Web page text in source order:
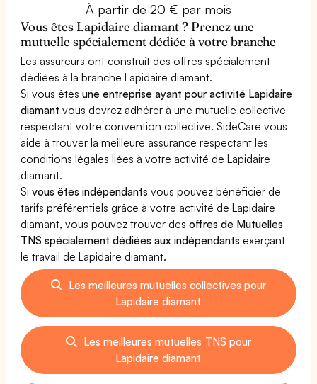
À partir de 20 € par mois
Vous êtes Lapidaire diamant ? Prenez une
mutuelle spécialement dédiée à votre branche
Les assureurs ont construit des offres spécialement
dédiées à la branche Lapidaire diamant.
Si vous êtesune entreprise ayant pour activité Lapidaire
diamant vous devrez adhérer à une mutuelle collective
respectant votre convention collective. SideCare vous
aide à trouver la meilleure assurance respectant les
conditions légales liées à votre activité de Lapidaire
diamant.
Sivous êtes indépendants vous pouvez bénéficier de
tarifs préférentiels grâce à votre activité de Lapidaire
diamant, vous pouvez trouver desoffres de Mutuelles
TNS spécialement dédiées aux indépendants exerçant
le travail de Lapidaire diamant.
Les meilleures mutuelles collectives pour
Lapidaire diamant
Les meilleures mutuelles TNS pour
Lapidaire diamant